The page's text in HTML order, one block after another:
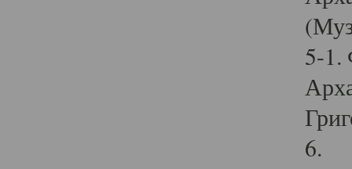
5-1.
6.